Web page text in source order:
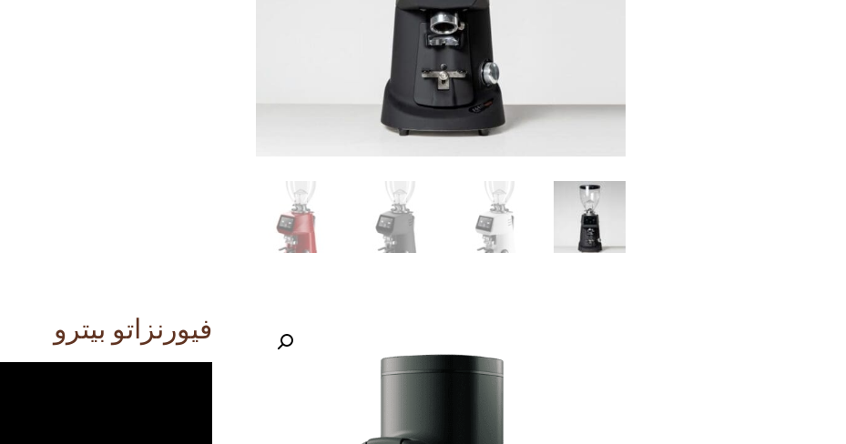
فيورنزاتو بيترو